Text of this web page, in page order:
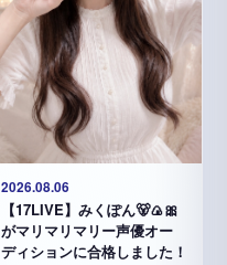
2026.08.06
【17LIVE】みくぽん🐻🍙🎀
がマリマリマリー声優オー
ディションに合格しました！